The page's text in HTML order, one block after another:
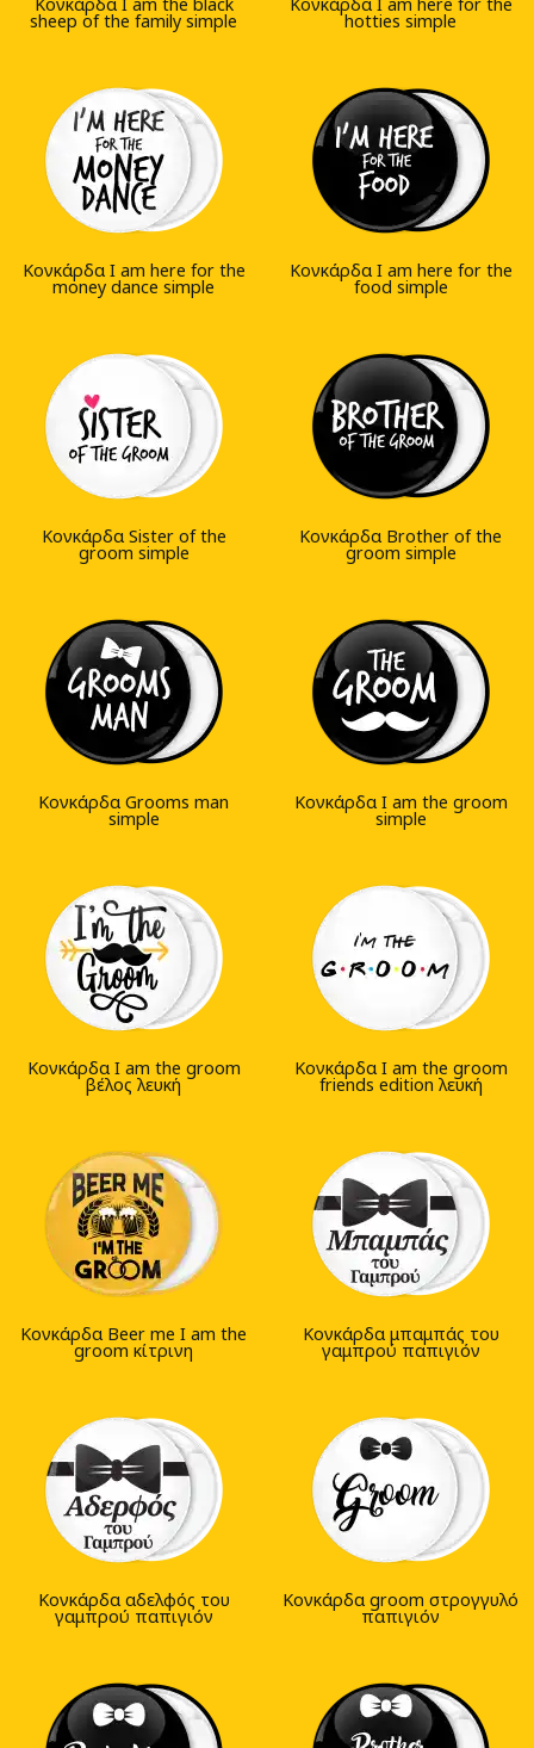
sheep of the family simple hotties simple
Κονκάρδα I am here for the
money dance simple
Κονκάρδα I am here for the
food simple
Κονκάρδα Sister of the
groom simple
Κονκάρδα Brother of the
groom simple
Κονκάρδα Grooms man
simple
Κονκάρδα I am the groom
simple
Κονκάρδα I am the groom
βέλος λευκή
Κονκάρδα I am the groom
friends edition λευκή
Κονκάρδα Beer me I am the
groom κίτρινη
Κονκάρδα μπαμπάς του
γαμπρού παπιγιόν
Κονκάρδα αδελφός του
γαμπρού παπιγιόν
Κονκάρδα groom στρογγυλό
παπιγιόν